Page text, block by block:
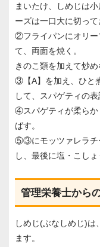
まいたけ、しめじは
ーズは一口大に切って
②フライパンにオリー
て、両面を焼く。
きのこ類を加えて炒
③【A】を加え、ひと
して、スパゲティの
④スパゲティが柔らか
ばす。
⑤③にモッツァレラチ
し、最後に塩・こし
管理栄養士から
しめじ(ぶなしめじ)は
ます。